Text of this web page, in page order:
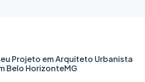
Projeto emArquiteto Urbanista
Belo HorizonteMG